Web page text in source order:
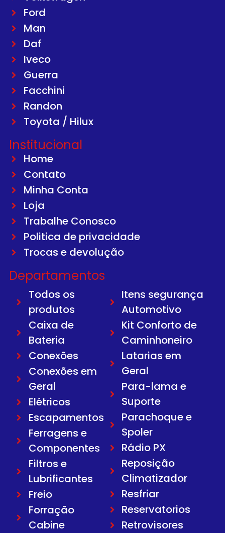
Ford
Man
Daf
Iveco
Guerra
Facchini
Randon
Toyota / Hilux
Institucional
Home
Contato
Minha Conta
Loja
Trabalhe Conosco
Politica de privacidade
Trocas e devolução
Departamentos
Todos os
produtos
Caixa de
Bateria
Conexões
Conexões em
Geral
Elétricos
Escapamentos
Ferragens e
Componentes
Filtros e
Lubrificantes
Freio
Forração
Cabine
Itens segurança
Automotivo
Kit Conforto de
Caminhoneiro
Latarias em
Geral
Para-lama e
Suporte
Parachoque e
Spoler
Rádio PX
Reposição
Climatizador
Resfriar
Reservatorios
Retrovisores